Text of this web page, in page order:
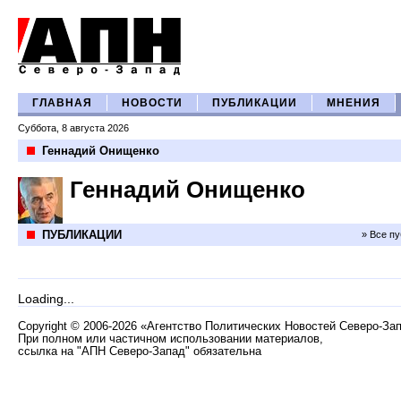
ГЛАВНАЯ НОВОСТИ ПУБЛИКАЦИИ МНЕНИЯ
Суббота, 8 августа 2026
Геннадий Онищенко
Геннадий Онищенко
ПУБЛИКАЦИИ » Все
Loading...
Copyright © 2006-2026 «Агентство Политических Новостей Северо-
При полном или частичном использовании материалов,
ссылка на "АПН Северо-Запад" обязательна